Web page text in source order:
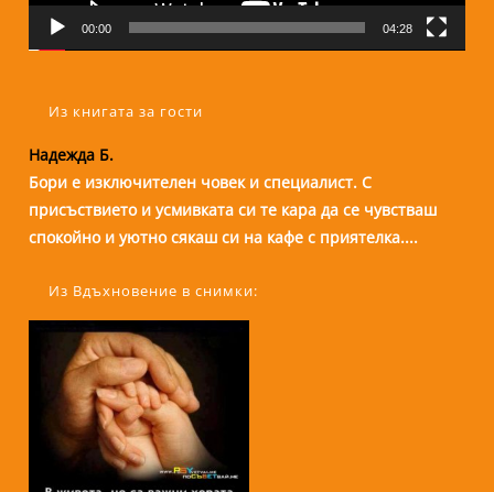
00:00 04:28
Из книгата за гости
Надежда Б.
Бори е изключителен човек и специалист. С
присъствието и усмивката си те кара да се чувстваш
спокойно и уютно сякаш си на кафе с приятелка....
Из Вдъхновение в снимки: